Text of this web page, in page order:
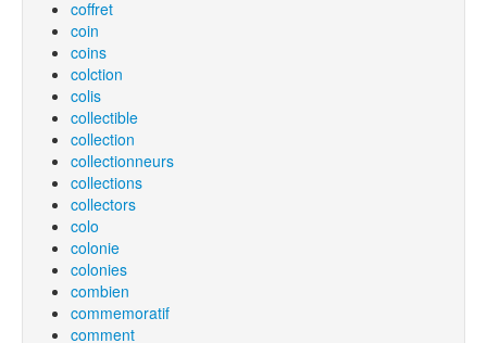
coffret
coin
coins
colction
colis
collectible
collection
collectionneurs
collections
collectors
colo
colonie
colonies
combien
commemoratif
comment